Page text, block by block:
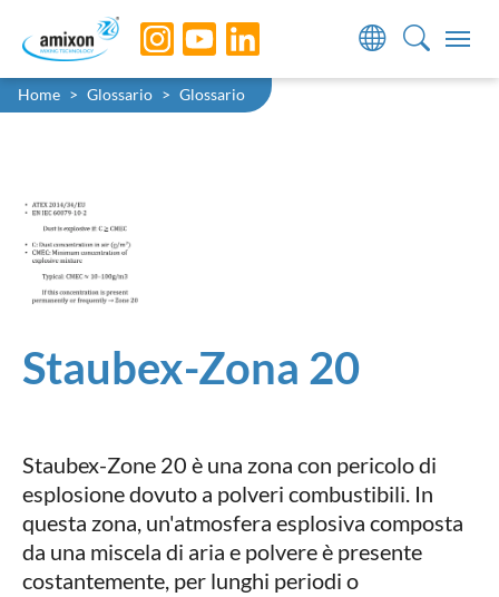
Skip to main navigation
Skip to main content
Skip to page footer
You are here:
Home Glossario Glossario
Staubex-Zona 20
Staubex-Zone 20 è una zona con pericolo di
esplosione dovuto a polveri combustibili. In
questa zona, un'atmosfera esplosiva composta
da una miscela di aria e polvere è presente
costantemente, per lunghi periodi o